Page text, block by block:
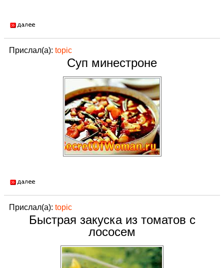
Прислал(а): topic
Суп минестроне
Прислал(а): topic
Быстрая закуска из томатов с
лососем